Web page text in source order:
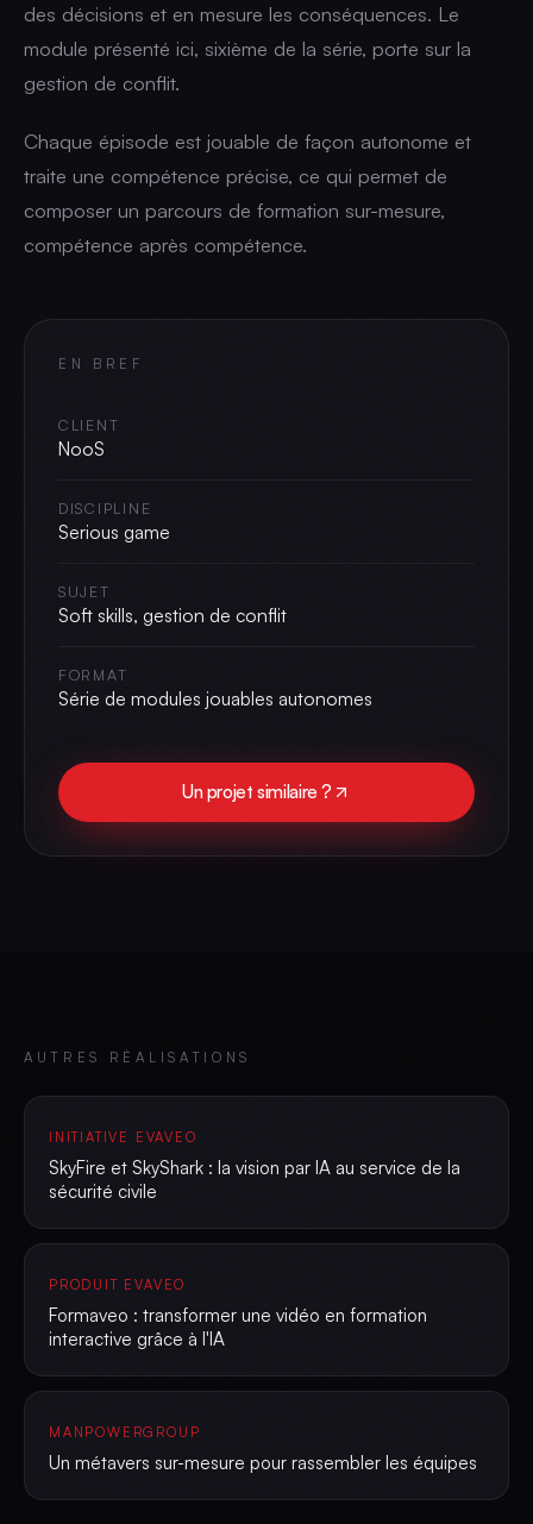
des décisions et en mesure les conséquences. Le
module présenté ici, sixième de la série, porte sur la
gestion de conflit.
Chaque épisode est jouable de façon autonome et
traite une compétence précise, ce qui permet de
composer un parcours de formation sur-mesure,
compétence après compétence.
EN BREF
CLIENT
NooS
DISCIPLINE
Serious game
SUJET
Soft skills, gestion de conflit
FORMAT
Série de modules jouables autonomes
Un projet similaire ?
AUTRES RÉALISATIONS
INITIATIVE EVAVEO
SkyFire et SkyShark : la vision par IA au service de la
sécurité civile
PRODUIT EVAVEO
Formaveo : transformer une vidéo en formation
interactive grâce à l'IA
MANPOWERGROUP
Un métavers sur-mesure pour rassembler les équipes